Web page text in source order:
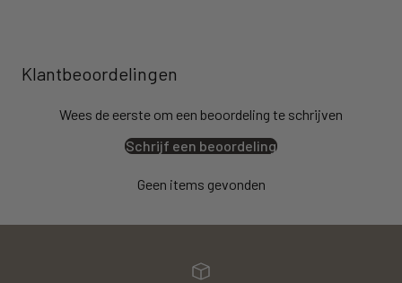
Klantbeoordelingen
Wees de eerste om een beoordeling te schrijven
Schrijf een beoordeling
Geen items gevonden